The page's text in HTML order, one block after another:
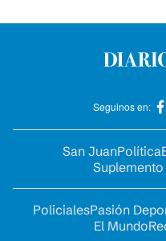
Seguinos en:
San JuanPolítica
Suplemento
PolicialesPasión
El Mundo